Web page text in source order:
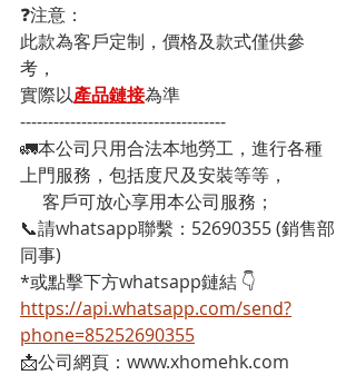
❓注意：
此款為客戶定制，價格及款式僅供參
考，
實際以產品鏈接為準
-------------------------------------
🚛本公司只用合法本地勞工，進行各種
上門服務，包括度尺及安裝等等，
     客戶可放心享用本公司服務；
📞請whatsapp聯繫：52690355 (銷售部
同事)
*或點擊下方whatsapp鏈結 👇
https://api.whatsapp.com/send?
phone=85252690355
📩公司網頁：www.xhomehk.com